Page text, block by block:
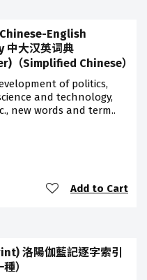
English
中大汉英词典
（Simplified Chinese）
of politics,
and technology,
new words and term..
Add to Cart
洛陽伽藍記逐字索引
）